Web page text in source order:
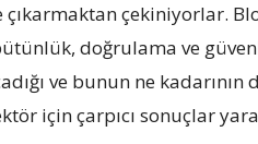
çekiniyorlar.
doğrulama ve
ve bunun ne kadarının
için çarpıcı sonuçlar